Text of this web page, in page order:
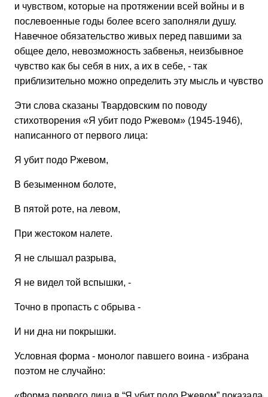
и чувством, которые на протяжении всей войны и в
послевоенные годы более всего заполняли душу.
Навечное обязательство живых перед павшими за
общее дело, невозможность забвенья, неизбывное
чувство как бы себя в них, а их в себе, - так
приблизительно можно определить эту мысль и
Эти слова сказаны Твардовским по поводу
стихотворения «Я убит подо Ржевом» (1945-1946),
написанного от первого лица:
Я убит подо Ржевом,
В безыменном болоте,
В пятой роте, на левом,
При жестоком налете.
Я не слышал разрыва,
Я не видел той вспышки, -
Точно в пропасть с обрыва -
И ни дна ни покрышки.
Условная форма - монолог павшего воина - избрана
поэтом не случайно: